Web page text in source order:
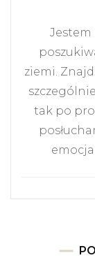
Jestem
ziemi.
tak po